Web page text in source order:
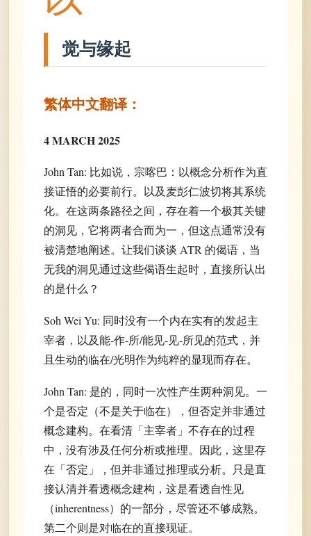
觉与缘起
繁体中文翻译：
4 MARCH 2025
John Tan: 比如说，宗喀巴：以概念分析作为直
接证悟的必要前行。以及麦彭仁波切将其系统
化。在这两条路径之间，存在着一个极其关键
的洞见，它将两者合而为一，但这点通常没有
被清楚地阐述。让我们谈谈 ATR 的偈语，当
无我的洞见通过这些偈语生起时，直接所认出
的是什么？
Soh Wei Yu: 同时没有一个内在实有的发起主
宰者，以及能-作-所/能见-见-所见的范式，并
且生动的临在/光明作为纯粹的显现而存在。
John Tan: 是的，同时一次性产生两种洞见。一
个是否定（不是关于临在），但否定并非通过
概念建构。在看清「主宰者」不存在的过程
中，没有涉及任何分析或推理。因此，这里存
在「否定」，但并非通过推理或分析。只是直
接认清并看透概念建构，这是看透自性见
（inherentness）的一部分，尽管还不够成熟。
第二个则是对临在的直接现证。